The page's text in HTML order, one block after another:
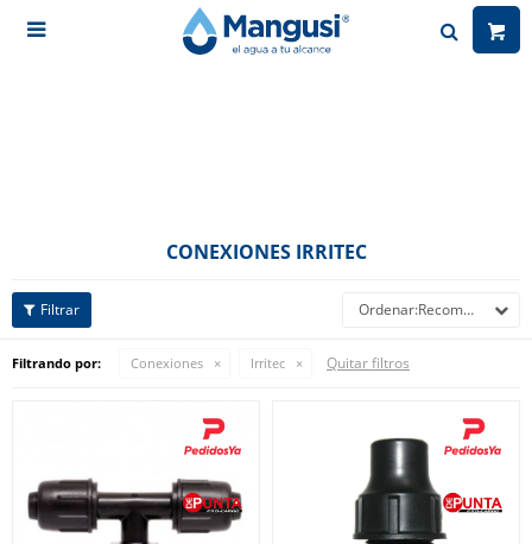

CONEXIONES IRRITEC
Recomendados
Filtrando por: Conexiones Irritec Quitar filtros